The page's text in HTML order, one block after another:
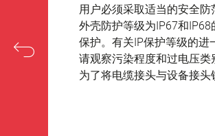
用户必须采取适当的安全
外壳防护等级为IP67和
保护。有关IP保护等级的进
请观察污染程度和过电压类
为了将电缆接头与设备接头